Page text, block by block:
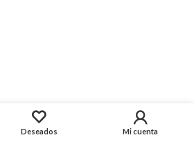
Deseados Mi cuenta